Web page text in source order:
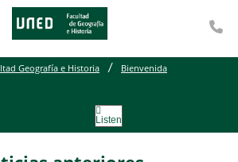
Geografía e Historia
Bienvenida
Listen